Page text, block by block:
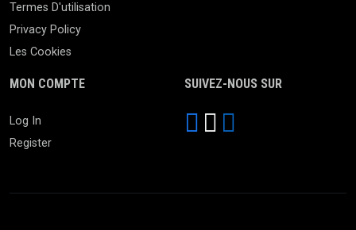
Termes D'utilisation
Privacy Policy
Les Cookies
MON COMPTE
Log In
Register
SUIVEZ-NOUS SUR